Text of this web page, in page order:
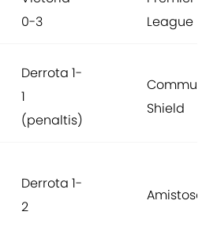
0-3
League
Derrota 1-
1
(penaltis)
Shield
Derrota 1-
2
Amistoso